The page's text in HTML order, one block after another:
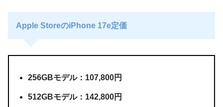
Apple StoreのiPhone 17e定価
256GBモデル：107,800円
512GBモデル：142,800円